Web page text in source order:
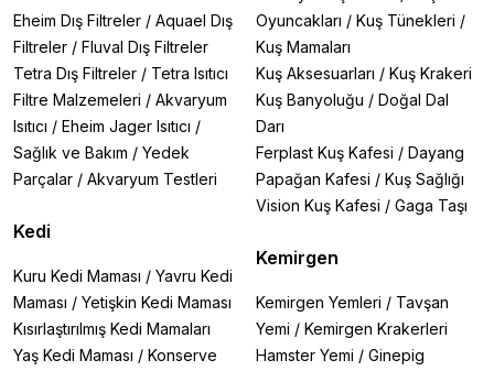
Eheim Dış Filtreler / Aquael Dış
Filtreler / Fluval Dış Filtreler
Tetra Dış Filtreler / Tetra Isıtıcı
Filtre Malzemeleri / Akvaryum
Isıtıcı / Eheim Jager Isıtıcı /
Sağlık ve Bakım / Yedek
Parçalar / Akvaryum Testleri
Kedi
Kuru Kedi Maması / Yavru Kedi
Maması / Yetişkin Kedi Maması
Kısırlaştırılmış Kedi Mamaları
Yaş Kedi Maması / Konserve
Oyuncakları / Kuş Tünekleri /
Kuş Mamaları
Kuş Aksesuarları / Kuş Krakeri
Kuş Banyoluğu / Doğal Dal
Darı
Ferplast Kuş Kafesi / Dayang
Papağan Kafesi / Kuş Sağlığı
Vision Kuş Kafesi / Gaga Taşı
Kemirgen
Kemirgen Yemleri / Tavşan
Yemi / Kemirgen Krakerleri
Hamster Yemi / Ginepig